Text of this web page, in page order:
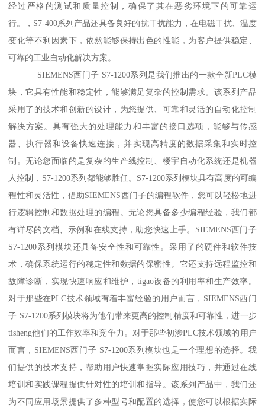
经过严格的测试和质量控制，确保了其在恶劣环境下的可靠运
行。，S7-400系列产品还具备良好的抗干扰能力，在电磁干扰、温度
变化等不利因素下，依然能够保持出色的性能，为客户提供稳定、
可靠的工业自动化解决方案。
SIEMENS西门子 S7-1200系列是我们推出的一款全新PLC模
块，它具有性能和稳定性，能够满足复杂的控制需求。该系列产品
采用了的技术和创新的设计，为您提供、可靠和灵活的自动化控制
解决方案。具有强大的处理能力和丰富的接口选项，能够与传感
器、执行器和设备快速连接，并实现高精度的数据采集和实时控
制。无论您面临的是复杂的生产线控制、楼宇自动化系统还是机器
人控制，S7-1200系列都能够胜任。S7-1200系列模块具有高度的可编
程性和灵活性，借助SIEMENS西门子的编程软件，您可以轻松地进
行逻辑控制和数据处理的编程。无论您具备多少编程经验，我们都
有详尽的文档、示例和在线支持，助您快速上手。SIEMENS西门子
S7-1200系列模块还具备安全性和可靠性。采用了的硬件和软件技
术，确保系统运行的稳定性和数据的保密性。它还支持远程监控和
故障诊断，实现快速响应和维护，tigao设备的利用率和生产效率。
对于那些在PLC技术领域有着丰富经验的用户而言，SIEMENS西门
子 S7-1200系列模块将为他们带来更高的控制精度和可靠性，进一步
tisheng他们的工作效率和竞争力。对于那些初涉PLC技术领域的用户
而言，SIEMENS西门子 S7-1200系列模块也是一个理想的选择。我
们提供的技术支持，帮助用户快速掌握实际应用技巧，并通过在线
培训和实践课程提供针对性的培训和指导。该系列产品中，我们还
为不同应用场景提供了多种型号和配置的选择，使您可以根据实际